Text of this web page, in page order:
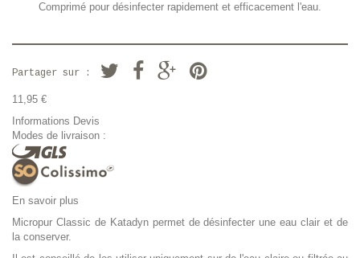
Comprimé pour désinfecter rapidement et efficacement l'eau.
Partager sur :
11,95 €
Informations Devis
Modes de livraison :
En savoir plus
Micropur Classic de Katadyn permet de désinfecter une eau clair et de
la conserver.